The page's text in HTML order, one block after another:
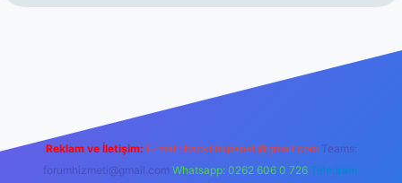
Reklam ve İletişim: E-mail: backlinkpaneli@gmail.com Teams:
forumhizmeti@gmail.com Whatsapp: 0262 606 0 726 Telegram: